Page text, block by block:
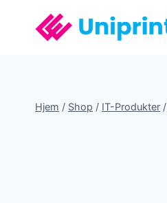
Hjem / Shop / IT-Produkter /